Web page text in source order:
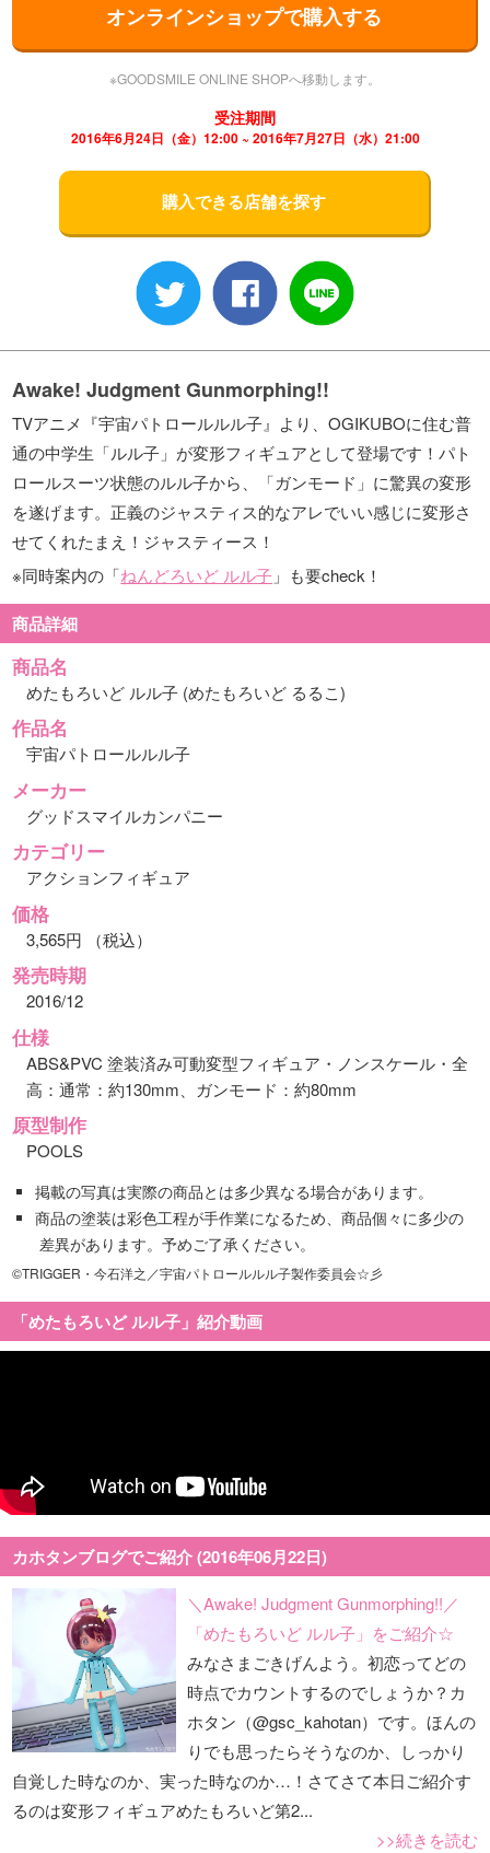
オンラインショップで購入する
※GOODSMILE ONLINE SHOPへ移動します。
受注期間
2016年6月24日（金）12:00 ~ 2016年7月27日（水）21:00
購入できる店舗を探す
Awake! Judgment Gunmorphing!!
TVアニメ『宇宙パトロールルル子』より、OGIKUBOに住む普
通の中学生「ルル子」が変形フィギュアとして登場です！パト
ロールスーツ状態のルル子から、「ガンモード」に驚異の変形
を遂げます。正義のジャスティス的なアレでいい感じに変形さ
せてくれたまえ！ジャスティース！
※同時案内の「ねんどろいど ルル子 」も要check！
商品詳細
商品名
めたもろいど ルル子 (めたもろいど るるこ)
作品名
宇宙パトロールルル子
メーカー
グッドスマイルカンパニー
カテゴリー
アクションフィギュア
価格
3,565円 （税込）
発売時期
2016/12
仕様
ABS&PVC 塗装済み可動変型フィギュア・ノンスケール・全
高：通常：約130mm、ガンモード：約80mm
原型制作
POOLS
掲載の写真は実際の商品とは多少異なる場合があります。
商品の塗装は彩色工程が手作業になるため、商品個々に多少の
差異があります。予めご了承ください。
©TRIGGER・今石洋之／宇宙パトロールルル子製作委員会☆彡
「めたもろいど ルル子」紹介動画
カホタンブログでご紹介 (2016年06月22日)
＼Awake! Judgment Gunmorphing!!／
「めたもろいど ルル子」をご紹介☆
みなさまごきげんよう。初恋ってどの
時点でカウントするのでしょうか？カ
ホタン（@gsc_kahotan）です。ほんの
りでも思ったらそうなのか、しっかり
自覚した時なのか、実った時なのか…！さてさて本日ご紹介す
るのは変形フィギュアめたもろいど第2...
>>続きを読む